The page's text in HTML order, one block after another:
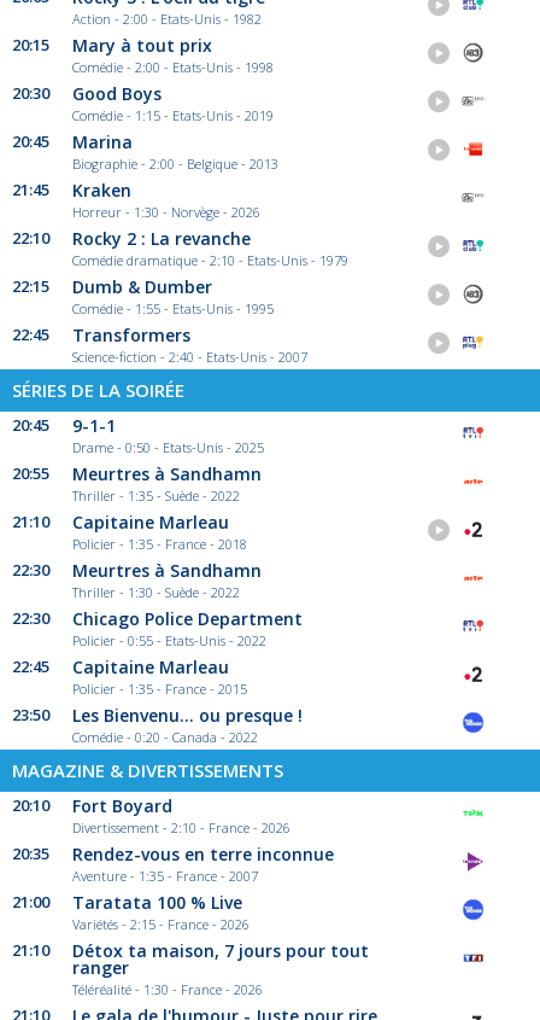
Action - 2:00 - Etats-Unis - 1982
20:15 Mary à tout prix
Comédie - 2:00 - Etats-Unis - 1998
20:30 Good Boys
Comédie - 1:15 - Etats-Unis - 2019
20:45 Marina
Biographie - 2:00 - Belgique - 2013
21:45 Kraken
Horreur - 1:30 - Norvège - 2026
22:10 Rocky 2 : La revanche
Comédie dramatique - 2:10 - Etats-Unis - 1979
22:15 Dumb & Dumber
Comédie - 1:55 - Etats-Unis - 1995
22:45 Transformers
Science-fiction - 2:40 - Etats-Unis - 2007
SÉRIES DE LA SOIRÉE
20:45 9-1-1
Drame - 0:50 - Etats-Unis - 2025
20:55 Meurtres à Sandhamn
Thriller - 1:35 - Suède - 2022
21:10 Capitaine Marleau
Policier - 1:35 - France - 2018
22:30 Meurtres à Sandhamn
Thriller - 1:30 - Suède - 2022
22:30 Chicago Police Department
Policier - 0:55 - Etats-Unis - 2022
22:45 Capitaine Marleau
Policier - 1:35 - France - 2015
23:50 Les Bienvenu... ou presque !
Comédie - 0:20 - Canada - 2022
MAGAZINE & DIVERTISSEMENTS
20:10 Fort Boyard
Divertissement - 2:10 - France - 2026
20:35 Rendez-vous en terre inconnue
Aventure - 1:35 - France - 2007
21:00 Taratata 100 % Live
Variétés - 2:15 - France - 2026
21:10 Détox ta maison, 7 jours pour tout
ranger
Téléréalité - 1:30 - France - 2026
21:10